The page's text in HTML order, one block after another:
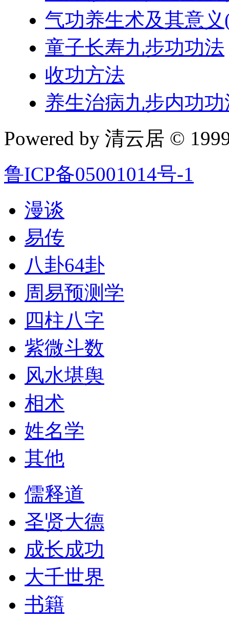
气功养生术及其意
童子长寿九步功功法
收功方法
养生治病九步内功功
Powered by 清云居 ©
鲁ICP备05001014号-1
漫谈
易传
八卦64卦
周易预测学
四柱八字
紫微斗数
风水堪舆
相术
姓名学
其他
儒释道
圣贤大德
成长成功
大千世界
书籍